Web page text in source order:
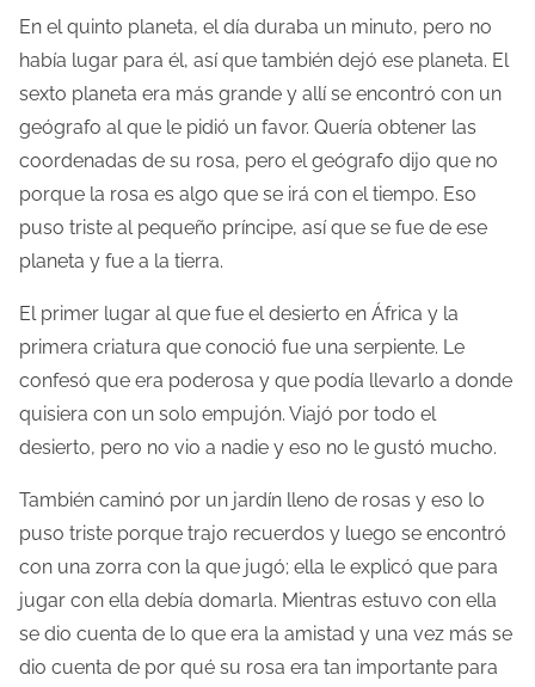
En el quinto planeta, el día duraba un minuto, pero no
había lugar para él, así que también dejó ese planeta. El
sexto planeta era más grande y allí se encontró con un
geógrafo al que le pidió un favor. Quería obtener las
coordenadas de su rosa, pero el geógrafo dijo que no
porque la rosa es algo que se irá con el tiempo. Eso
puso triste al pequeño príncipe, así que se fue de ese
planeta y fue a la tierra.
El primer lugar al que fue el desierto en África y la
primera criatura que conoció fue una serpiente. Le
confesó que era poderosa y que podía llevarlo a donde
quisiera con un solo empujón. Viajó por todo el
desierto, pero no vio a nadie y eso no le gustó mucho.
También caminó por un jardín lleno de rosas y eso lo
puso triste porque trajo recuerdos y luego se encontró
con una zorra con la que jugó; ella le explicó que para
jugar con ella debía domarla. Mientras estuvo con ella
se dio cuenta de lo que era la amistad y una vez más se
dio cuenta de por qué su rosa era tan importante para